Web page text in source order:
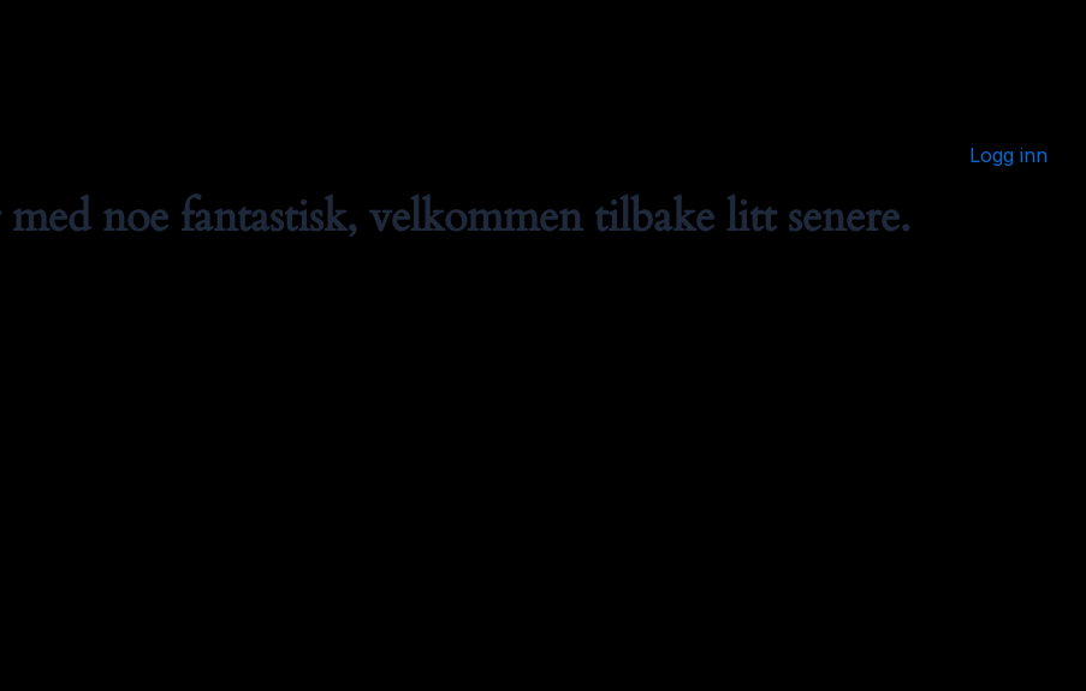
Logg inn
noe fantastisk, velkommen tilbake litt senere.